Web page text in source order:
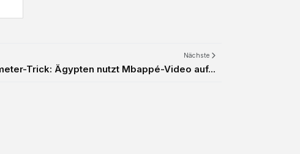
Nächste
Trick: Ägypten nutzt Mbappé-Video auf...